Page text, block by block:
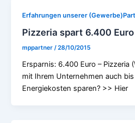
Erfahrungen unserer
Pizzeria spart 6.400
mppartner/28/10/2015
Ersparnis: 6.400 Euro – Pizzeria
mit Ihrem Unternehmen auch
Energiekosten sparen? >> Hier